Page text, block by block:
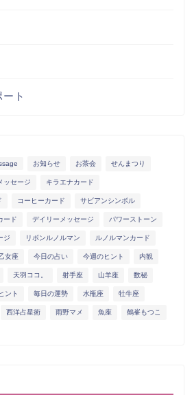
ト
お知らせ お茶会 せんまつり
ッセージ キラエナカード
コーヒーカード サビアンシンボル
ード デイリーメッセージ パワーストーン
ジ リボンルノルマン ルノルマンカード
女座 今日の占い 今週のヒント 内観
天羽ココ。 射手座 山羊座 数秘
ント 毎日の運勢 水瓶座 牡牛座
西洋占星術 雨野マメ 魚座 鶴峯もつこ